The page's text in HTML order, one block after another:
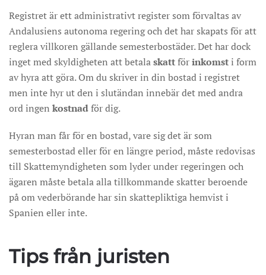
Registret är ett administrativt register som förvaltas av
Andalusiens autonoma regering och det har skapats för att
reglera villkoren gällande semesterbostäder. Det har dock
inget med skyldigheten att betalaskattförinkomsti form
av hyra att göra. Om du skriver in din bostad i registret
men inte hyr ut den i slutändan innebär det med andra
ord ingen kostnadför dig.
Hyran man får för en bostad, vare sig det är som
semesterbostad eller för en längre period, måste redovisas
till Skattemyndigheten som lyder under regeringen och
ägaren måste betala alla tillkommande skatter beroende
på om vederbörande har sin skattepliktiga hemvist i
Spanien eller inte.
Tips från juristen